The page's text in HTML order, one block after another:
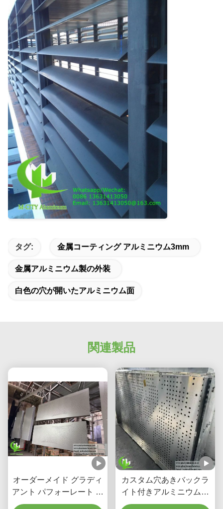
タグ: 金属コーティング アルミニウム3mm
金属アルミニウム製の外装
白色の穴が開いたアルミニウム面
関連製品
オーダーメイド グラディ
アント パフォーレート ア
ルミウム フラード コーテ
カスタム穴あきバックラ
イト付きアルミニウム天
井システム、統合LEDハ